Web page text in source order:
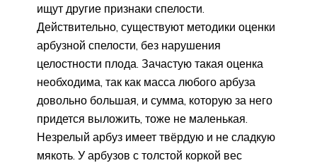
ищут другие признаки спелости.
Действительно, существуют методики оценки
арбузной спелости, без нарушения
целостности плода. Зачастую такая оценка
необходима, так как масса любого арбуза
довольно большая, и сумма, которую за него
придется выложить, тоже не маленькая.
Незрелый арбуз имеет твёрдую и не сладкую
мякоть. У арбузов с толстой коркой вес